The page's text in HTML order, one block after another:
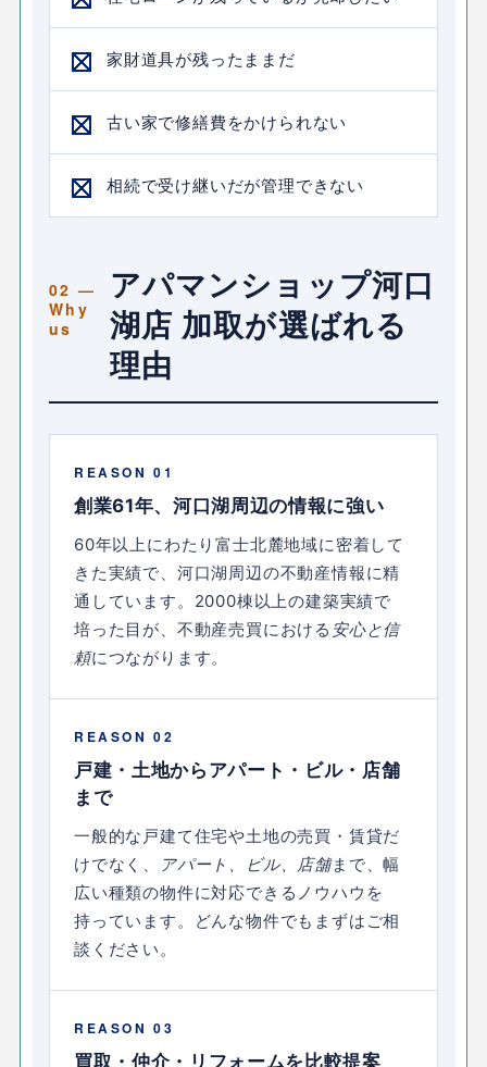
家財道具が残ったままだ
古い家で修繕費をかけられない
相続で受け継いだが管理できない
アパマンショップ河口
湖店 加取が選ばれる
理由
REASON 01
創業61年、河口湖周辺の情報に強い
60年以上にわたり富士北麓地域に密着して
きた実績で、河口湖周辺の不動産情報に精
通しています。2000棟以上の建築実績で
培った目が、不動産売買における 安心と信
頼につながります。
REASON 02
戸建・土地からアパート・ビル・店舗
まで
一般的な戸建て住宅や土地の売買・賃貸だ
けでなく、
アパート、ビル、店舗まで、幅
広い種類の物件に対応できるノウハウを
持っています。どんな物件でもまずはご相
談ください。
REASON 03
買取・仲介・リフォームを比較提案